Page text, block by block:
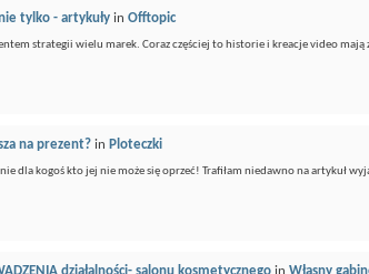
tylko - artykuły in Offtopic
strategii wielu marek. Coraz częściej to historie i kreacje video
na prezent? in Ploteczki
dla kogoś kto jej nie może się oprzeć! Trafiłam niedawno na artykuł